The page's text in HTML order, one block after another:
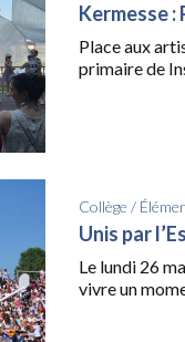
Kermesse
Place aux
primaire de
Collège /
Unis par
Le lundi 26
vivre un